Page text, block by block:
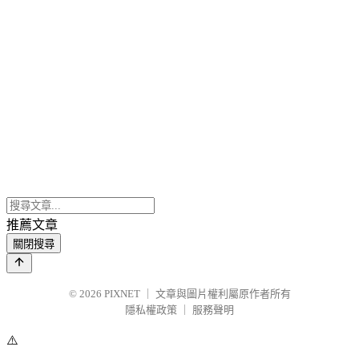
推薦文章
關閉搜尋
© 2026 PIXNET
文章與圖片權利屬原作者所有
隱私權政策
服務聲明
⚠️